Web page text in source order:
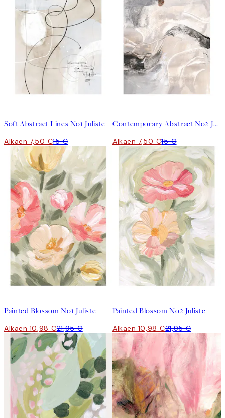
Soft Abstract Lines No1 Juliste
Alkaen 7,50 €15 €
Contemporary Abstract No2 Juliste
Alkaen 7,50 €15 €
Painted Blossom No1 Juliste
Alkaen 10,98 €21,95 €
Painted Blossom No2 Juliste
Alkaen 10,98 €21,95 €